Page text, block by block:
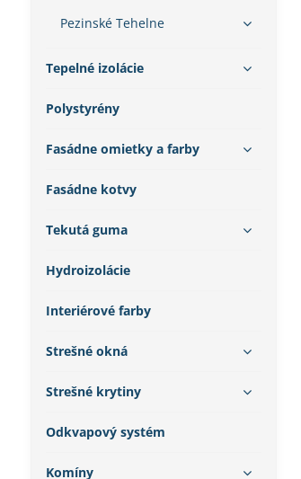
Pezinské Tehelne
Tepelné izolácie
Polystyrény
Fasádne omietky a farby
Fasádne kotvy
Tekutá guma
Hydroizolácie
Interiérové farby
Strešné okná
Strešné krytiny
Odkvapový systém
Komíny